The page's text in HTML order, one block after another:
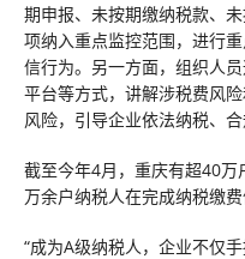
期申报、未按期缴纳税款、
项纳入重点监控范围，进行
信行为。另一方面，组织人
平台等方式，讲解涉税费风
风险，引导企业依法纳税、合
截至今年4月，重庆有超40
万余户纳税人在完成纳税缴
“成为A级纳税人，企业不仅